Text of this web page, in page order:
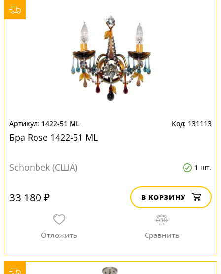
1422-51 ML 131113
Бра Rose 1422-51 ML
Schonbek (США) 1 шт.
33 180 ₽ В КОРЗИНУ